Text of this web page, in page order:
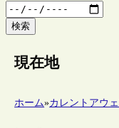
検索
現在地
ホーム»カレントアウ